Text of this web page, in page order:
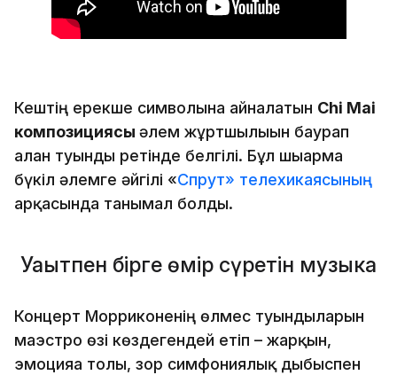
Кештің ерекше символына айналатын Chi Mai
композициясы әлем жұртшылығын баурап
алған туынды ретінде белгілі. Бұл шығарма
бүкіл әлемге әйгілі «Спрут» телехикаясының
арқасында танымал болды.
Уақытпен бірге өмір сүретін музыка
Концерт Морриконенің өлмес туындыларын
маэстро өзі көздегендей етіп – жарқын,
эмоцияға толы, зор симфониялық дыбыспен